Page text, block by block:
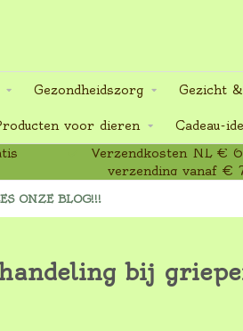
Gezondheidszorg Gezicht
voor dieren
Cadeau-
Verzendkosten NL €
verzending vanaf €
ONZE BLOG!!!
bij